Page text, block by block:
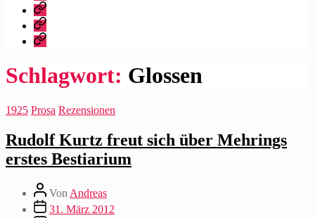
Zitate
|
Tweets
Impressum/Datenschutz
Rechteanfrage
Schlagwort: Glossen
Kategorien
1925 Prosa Rezensionen
Rudolf Kurtz freut sich über Mehrings
erstes Bestiarium
Beitragsautor
Von Andreas
Beitragsdatum
31. März 2012